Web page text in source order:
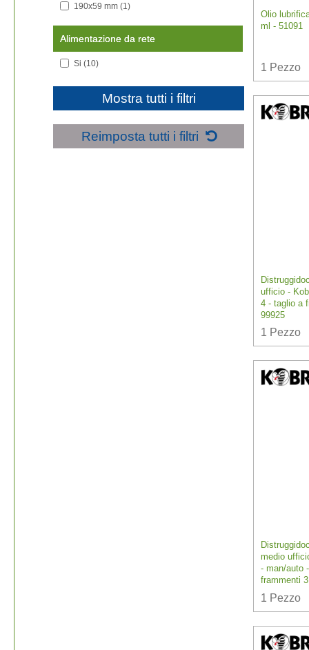
190x59 mm (1)
Alimentazione da rete
Si (10)
Mostra tutti i filtri
Reimposta tutti i filtri
Olio
ml - 51091
1 Pezzo
ufficio -
4 - taglio a
99925
1 Pezzo
medio
- man/auto
frammenti
1 Pezzo